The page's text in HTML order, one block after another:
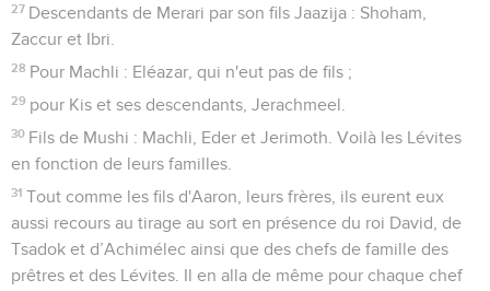
27 Descendants de Merari par son fils Jaazija : Shoham,
Zaccur et Ibri.
28 Pour Machli : Eléazar, qui n'eut pas de fils ;
29 pour Kis et ses descendants, Jerachmeel.
30 Fils de Mushi : Machli, Eder et Jerimoth. Voilà les Lévites
en fonction de leurs familles.
31 Tout comme les fils d'Aaron, leurs frères, ils eurent eux
aussi recours au tirage au sort en présence du roi David, de
Tsadok et d’Achimélec ainsi que des chefs de famille des
prêtres et des Lévites. Il en alla de même pour chaque chef